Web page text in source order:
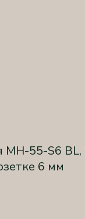
MH-55-S6 BL,
6 мм